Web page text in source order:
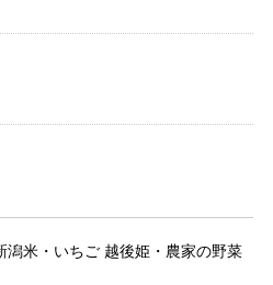
潟米・いちご 越後姫・農家の野菜